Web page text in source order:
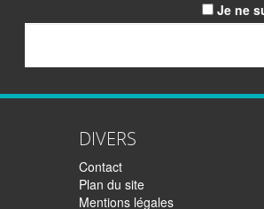
Je ne
DIVERS
Contact
Plan du site
Mentions légales